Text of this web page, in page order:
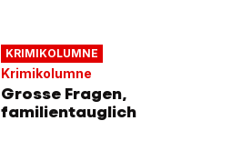
KRIMIKOLUMNE
Krimikolumne
Grosse Fragen,
familientauglich